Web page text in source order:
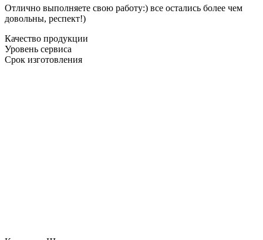
Отлично выполняете свою работу:) все остались более чем
довольны, респект!)
Качество продукции
Уровень сервиса
Срок изготовления